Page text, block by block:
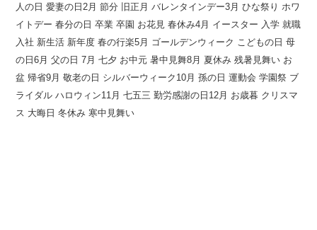
人の日 愛妻の日2月 節分 旧正月 バレンタインデー3月 ひな祭り ホワ
イトデー 春分の日 卒業 卒園 お花見 春休み4月 イースター 入学 就職
入社 新生活 新年度 春の行楽5月 ゴールデンウィーク こどもの日 母
の日6月 父の日 7月 七夕 お中元 暑中見舞8月 夏休み 残暑見舞い お
盆 帰省9月 敬老の日 シルバーウィーク10月 孫の日 運動会 学園祭 ブ
ライダル ハロウィン11月 七五三 勤労感謝の日12月 お歳暮 クリスマ
ス 大晦日 冬休み 寒中見舞い